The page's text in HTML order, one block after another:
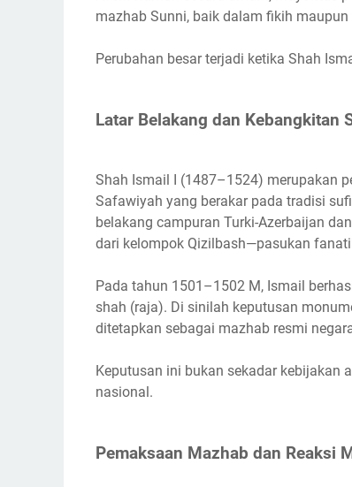
mazhab Sunni, baik dalam fikih maupun
Perubahan besar terjadi ketika Shah
Latar Belakang dan Kebangkitan
Shah Ismail I (1487–1524) merupakan
Safawiyah yang berakar pada tradisi
belakang campuran Turki-Azerbaijan
dari kelompok Qizilbash—pasukan
Pada tahun 1501–1502 M, Ismail
shah (raja). Di sinilah keputusan
ditetapkan sebagai mazhab resmi
Keputusan ini bukan sekadar
nasional.
Pemaksaan Mazhab dan Reaksi